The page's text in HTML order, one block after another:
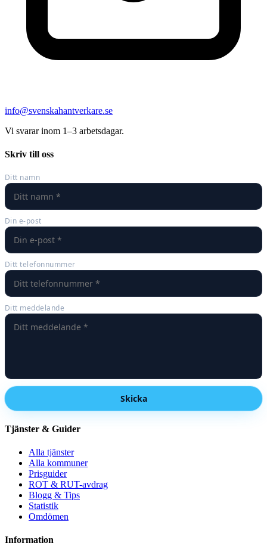
info@svenskahantverkare.se
Vi svarar inom 1–3 arbetsdagar.
Skriv till oss
Ditt namn
Din e-post
Ditt telefonnummer
Ditt meddelande
Skicka
Tjänster & Guider
Alla tjänster
Alla kommuner
Prisguider
ROT & RUT-avdrag
Blogg & Tips
Statistik
Omdömen
Information